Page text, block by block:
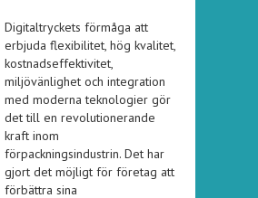
Digitaltryckets förmåga att
erbjuda flexibilitet, hög kvalitet,
kostnadseffektivitet,
miljövänlighet och integration
med moderna teknologier gör
det till en revolutionerande
kraft inom
förpackningsindustrin. Det har
gjort det möjligt för företag att
förbättra sina